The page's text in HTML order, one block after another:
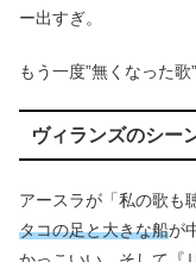
ー出すぎ。
もう一度”無くなった
ヴィランズのシー
アースラが「私の歌も
タコの足と大きな船が